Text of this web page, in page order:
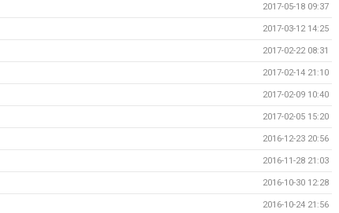
2017-05-18 09:37
2017-03-12 14:25
2017-02-22 08:31
2017-02-14 21:10
2017-02-09 10:40
2017-02-05 15:20
2016-12-23 20:56
2016-11-28 21:03
2016-10-30 12:28
2016-10-24 21:56